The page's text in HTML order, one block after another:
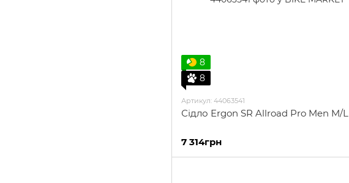
8
8
Артикул: 44063541
Сідло Ergon SR Allroad Pro Men M/L
7 314грн